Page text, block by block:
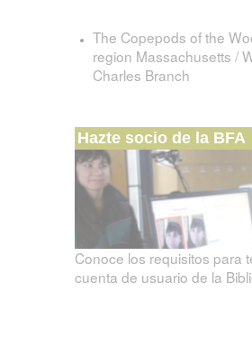
The Copepods of the
region Massachusetts /
Charles Branch
Hazte socio de la BFA
Conoce los requisitos para
cuenta de usuario de la